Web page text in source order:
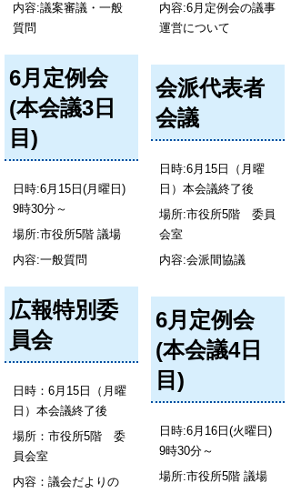
内容:議案審議・一般
質問
内容:6月定例会の議事
運営について
6月定例会
(本会議3日
目)
日時:6月15日(月曜日)
9時30分～
場所:市役所5階 議場
内容:一般質問
会派代表者
会議
日時:6月15日（月曜
日）本会議終了後
場所:市役所5階 委員
会室
内容:会派間協議
広報特別委
員会
日時：6月15日（月曜
日）本会議終了後
場所：市役所5階 委
員会室
内容：議会だよりの
6月定例会
(本会議4日
目)
日時:6月16日(火曜日)
9時30分～
場所:市役所5階 議場